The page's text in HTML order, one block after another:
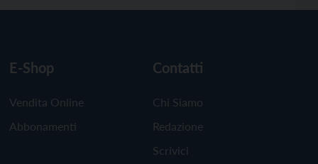
E-Shop
Vendita Online
Abbonamenti
Contatti
Chi Siamo
Redazione
Scrivici